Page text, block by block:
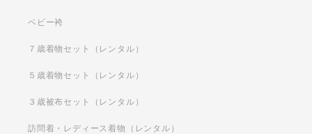
ベビー袴
７歳着物セット（レンタル）
５歳着物セット（レンタル）
３歳被布セット（レンタル）
訪問着・レディース着物（レンタル）